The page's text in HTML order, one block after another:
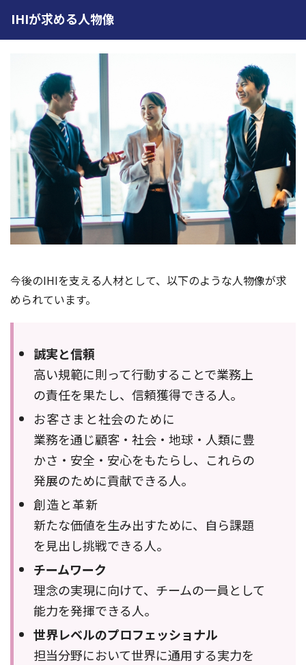
IHIが求める人物像
今後のIHIを支える人材として、以下のような人物像が求
められています。
誠実と信頼
高い規範に則って行動することで業務上
の責任を果たし、信頼獲得できる人。
お客さまと社会のために
業務を通じ顧客・社会・地球・人類に豊
かさ・安全・安心をもたらし、これらの
発展のために貢献できる人。
創造と革新
新たな価値を生み出すために、自ら課題
を見出し挑戦できる人。
チームワーク
理念の実現に向けて、チームの一員として
能力を発揮できる人。
世界レベルのプロフェッショナル
担当分野において世界に通用する実力を